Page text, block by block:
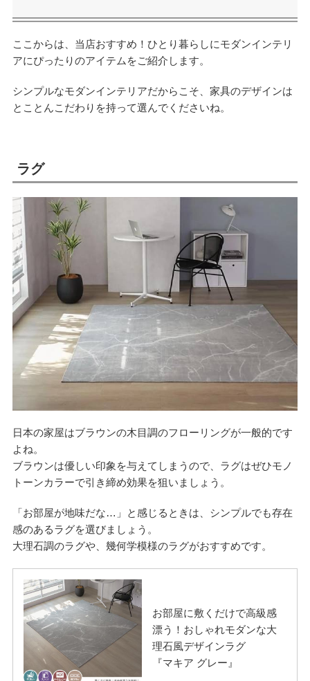
ここからは、当店おすすめ！ひとり暮らしにモダンインテリ
アにぴったりのアイテムをご紹介します。
シンプルなモダンインテリアだからこそ、家具のデザインは
とことんこだわりを持って選んでくださいね。
ラグ
日本の家屋はブラウンの木目調のフローリングが一般的です
よね。
ブラウンは優しい印象を与えてしまうので、ラグはぜひモノ
トーンカラーで引き締め効果を狙いましょう。
「お部屋が地味だな…」と感じるときは、シンプルでも存在
感のあるラグを選びましょう。
大理石調のラグや、幾何学模様のラグがおすすめです。
お部屋に敷くだけで高級感
漂う！おしゃれモダンな大
理石風デザインラグ
『マキア グレー』